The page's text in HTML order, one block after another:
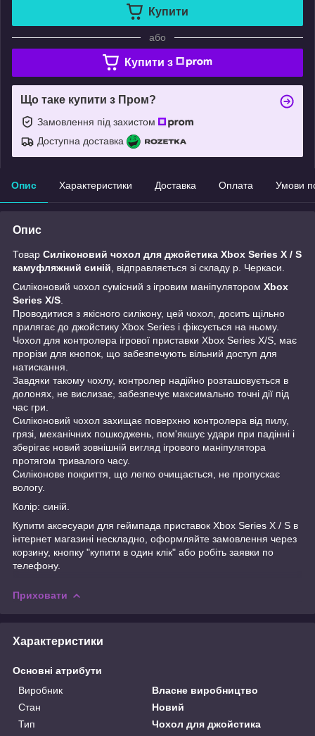
Купити
або
Купити з
Що таке купити з Пром?
Замовлення під захистом
Доступна доставка
Опис Характеристики Доставка Оплата Умови
Опис
Товар Силіконовий чохол для джойстика Xbox Series X / S
камуфляжний синій , відправляється зі складу р. Черкаси.
Силіконовий чохол сумісний з ігровим маніпулятором Xbox
Series X/S
Проводитися з якісного силікону, цей чохол, досить щільно
прилягає до джойстику Xbox Series і фіксується на ньому.
Чохол для контролера ігрової приставки Xbox Series X/S, має
прорізи для кнопок, що забезпечують вільний доступ для
натискання.
Завдяки такому чохлу, контролер надійно розташовується в
долонях, не вислизає, забезпечує максимально точні дії під
час гри.
Силіконовий чохол захищає поверхню контролера від пилу,
грязі, механічних пошкоджень, пом'якшує удари при падінні і
зберігає новий зовнішній вигляд ігрового маніпулятора
протягом тривалого часу.
Силіконове покриття, що легко очищається, не пропускає
вологу.
Колір: синій.
Купити аксесуари для геймпада приставок Xbox Series X / S в
інтернет магазині нескладно, оформляйте замовлення через
корзину, кнопку "купити в один клік" або робіть заявки по
телефону.
Приховати
Характеристики
Основні атрибути
Виробник
Власне виробництво
Стан
Новий
Тип
Чохол для джойстика